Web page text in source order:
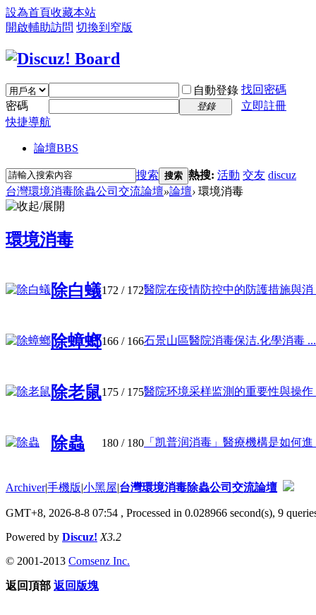
設為首頁收藏本站
開啟輔助訪問 切換到窄版
自動登錄 找回密碼
密碼
登錄
立即註冊
快捷導航
論壇BBS
搜索 搜索 熱搜: 活動 交友 discuz
台灣環境消毒除蟲公司交流論壇»論壇› 環境消毒
環境消毒
除白蟻172 / 172醫院在疫情防控中的防護措施與消
除蟑螂166 / 166石景山區醫院消毒保洁.化學消毒 ...
除老鼠175 / 175醫院环境采样监測的重要性與操作
除蟲 180 / 180 「凯普润消毒」醫療機構是如何進
Archiver|手機版|小黑屋|台灣環境消毒除蟲公司交流論壇
GMT+8, 2026-8-8 07:54 , Processed in 0.028966 second(s), 9
Powered by Discuz! X3.2
© 2001-2013 Comsenz Inc.
返回頂部 返回版塊